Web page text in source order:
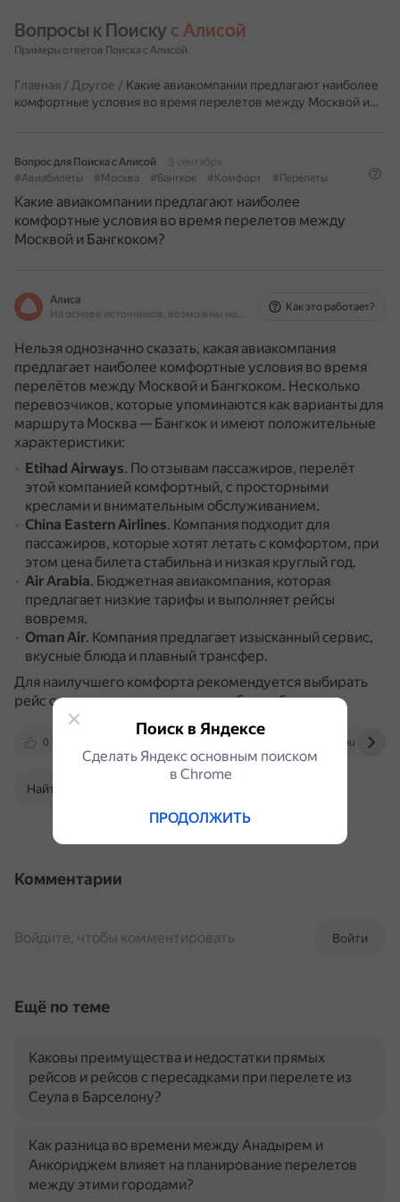
Вопросы к Поиску с Алисой
Примеры ответов Поиска с Алисой
Главная / Другое / Какие авиакомпании предлагают наиболее
комфортные условия во время перелетов между Москвой и…
Вопрос для Поиска с Алисой
5 сентября
#Авиабилеты
#Москва #Бангкок #Комфорт #Перелеты
Какие авиакомпании предлагают наиболее
комфортные условия во время перелетов между
Москвой и Бангкоком?
Алиса
На основе источников, возможны неточности
Как это работает?
Нельзя однозначно сказать, какая авиакомпания
предлагает наиболее комфортные условия во время
перелётов между Москвой и Бангкоком. Несколько
перевозчиков, которые упоминаются как варианты для
маршрута Москва — Бангкок и имеют положительные
характеристики:
Etihad Airways. По отзывам пассажиров, перелёт
этой компанией комфортный, с просторными
креслами и внимательным обслуживанием.
China Eastern Airlines. Компания подходит для
пассажиров, которые хотят летать с комфортом, при
этом цена билета стабильна и низкая круглый год.
Air Arabia. Бюджетная авиакомпания, которая
предлагает низкие тарифы и выполняет рейсы
вовремя.
Oman Air. Компания предлагает изысканный сервис,
вкусные блюда и плавный трансфер.
Для наилучшего комфорта рекомендуется выбирать
рейс с транзитным временем не более 6 часов.
0 www.tourdom.ru
Найти в Поиске
Комментарии
Войти
Войдите, чтобы комментировать
Ещё по теме
Каковы преимущества и недостатки прямых
рейсов и рейсов с пересадками при перелете из
Сеула в Барселону?
Как разница во времени между Анадырем и
Анкориджем влияет на планирование перелетов
между этими городами?
Поиск в Яндексе
Сделать Яндекс основным поиском
в Сhrome
ПРОДОЛЖИТЬ